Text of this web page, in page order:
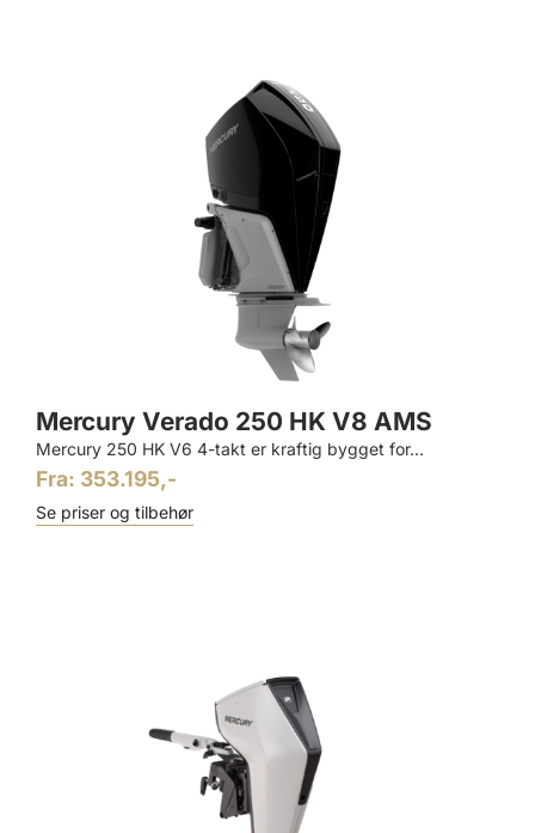
Mercury Verado 250 HK V8 AMS
Mercury 250 HK V6 4-takt er kraftig bygget for...
Fra: 353.195,-
Se priser og tilbehør